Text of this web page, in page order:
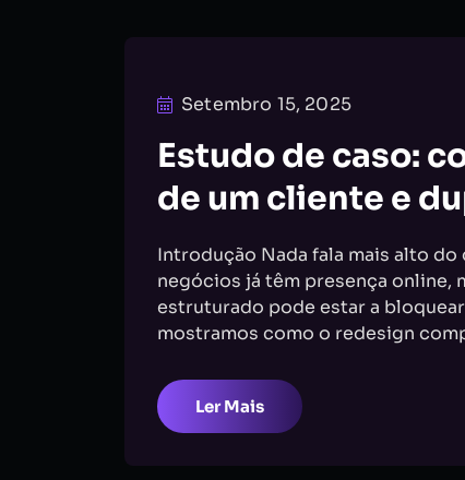
Setembro 15, 2025
Estudo de caso:
de um cliente e
Introdução Nada fala mais alto
negócios já têm presença online,
estruturado pode estar a
mostramos como o redesign
Ler Mais